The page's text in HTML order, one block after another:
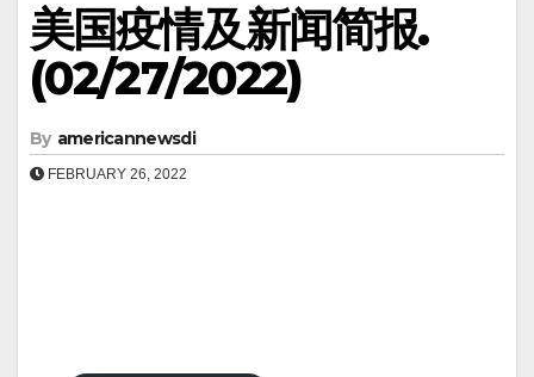
美国疫情及新闻简报.
(02/27/2022)
By americannewsdi
FEBRUARY 26, 2022